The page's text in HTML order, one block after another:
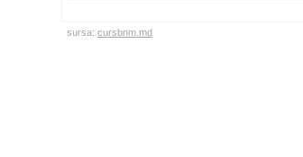
sursa: cursbnm.md